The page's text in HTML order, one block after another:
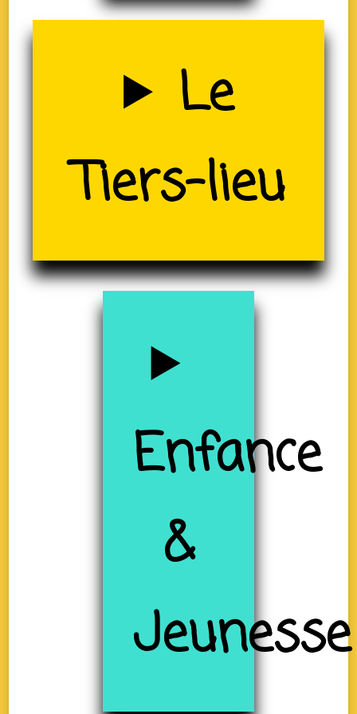
Uzerche
(19)
Le
Tiers-lieu
Enfance
&
Jeunesse